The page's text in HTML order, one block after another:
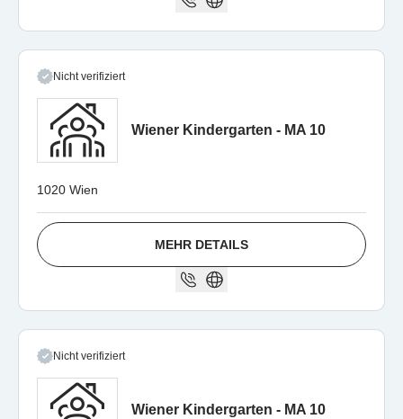
Nicht verifiziert
Wiener Kindergarten - MA 10
1020 Wien
MEHR DETAILS
Nicht verifiziert
Wiener Kindergarten - MA 10